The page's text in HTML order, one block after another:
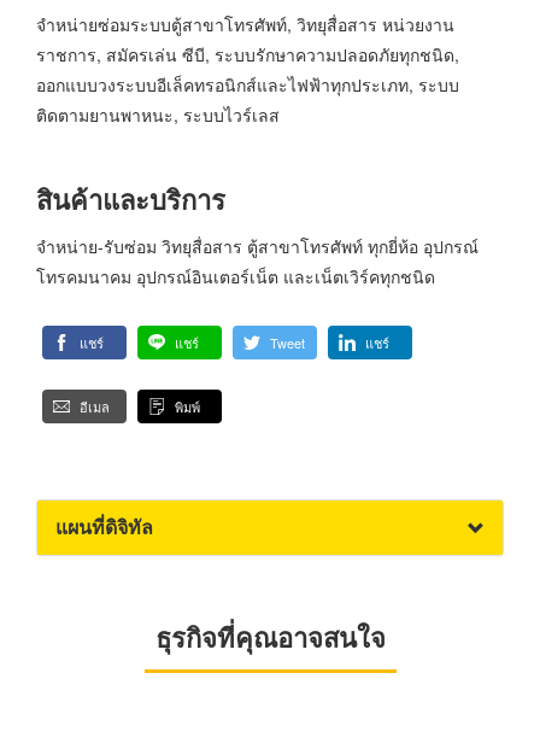
จำหน่ายซ่อมระบบตู้สาขาโทรศัพท์, วิทยุสื่อสาร หน่วยงาน
ราชการ, สมัครเล่น ซีบี, ระบบรักษาความปลอดภัยทุกชนิด,
ออกแบบวงระบบอีเล็คทรอนิกส์และไฟฟ้าทุกประเภท, ระบบ
ติดตามยานพาหนะ, ระบบไวร์เลส
สินค้าและบริการ
จำหน่าย-รับซ่อม วิทยุสื่อสาร ตู้สาขาโทรศัพท์ ทุกยี่ห้อ อุปกรณ์
โทรคมนาคม อุปกรณ์อินเตอร์เน็ต และเน็ตเวิร์คทุกชนิด
แชร์ แชร์ Tweet แชร์
อีเมล พิมพ์
แผนที่ดิจิทัล
ธุรกิจที่คุณอาจสนใจ